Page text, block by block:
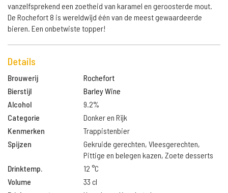
vanzelfsprekend een zoetheid van karamel en geroosterde mout.
De Rochefort 8 is wereldwijd één van de meest gewaardeerde
bieren. Een onbetwiste topper!
Details
Brouwerij
Rochefort
Bierstijl
Barley Wine
Alcohol
9.2%
Categorie
Donker en Rijk
Kenmerken
Trappistenbier
Spijzen
Gekruide gerechten, Vleesgerechten,
Pittige en belegen kazen, Zoete desserts
Drinktemp.
12 °C
Volume
33 cl